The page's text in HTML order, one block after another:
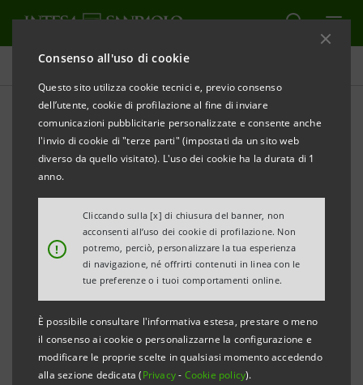
Consenso all'uso di cookie
Questo sito utilizza cookie tecnici e, previo consenso
dell’utente, cookie di profilazione al fine di inviare
comunicazioni pubblicitarie personalizzate e consente anche
l'invio di cookie di "terze parti" (impostati da un sito web
diverso da quello visitato). L'uso dei cookie ha la durata di 1
anno.
!
Cliccando sulla [x] di chiusura del banner, non
acconsenti all’uso dei cookie di profilazione. Non
potremo, perciò, personalizzare la tua esperienza
di navigazione, né offrirti contenuti in linea con le
tue preferenze o i tuoi comportamenti online.
È possibile consultare l'informativa estesa, prestare o meno
il consenso ai cookie o personalizzarne la configurazione e
modificare le proprie scelte in qualsiasi momento accedendo
alla sezione dedicata (Privacy- Cookie policy).
Tutti gli eventi sostenuti dalla banca
CULTURA
Ventotene ospita il Festival
Gita al faro